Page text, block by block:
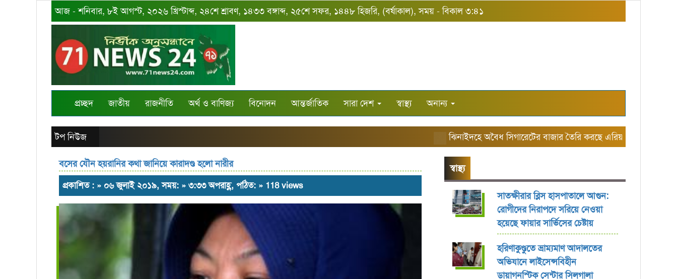
আজ - শনিবার, ৮ই আগস্ট, ২০২৬ খ্রিস্টাব্দ, ২৪শে শ্রাবণ, ১৪৩৩ বঙ্গাব্দ, ২৫শে সফর, ১৪৪৮ হিজরি, (বর্ষাকাল), সময় - বিকাল ৩:৪১
প্রচ্ছদ জাতীয় রাজনীতি অর্থ ও বাণিজ্য বিনোদন আন্তর্জাতিক সারা দেশ স্বাস্থ্য অনান্য
টপ নিউজ ঝিনাইদহে অবৈধ সিগারেটের বাজার তৈরি করছে এরিয়া ম্যানেজার আলামিন
বসের যৌন হয়রানির কথা জানিয়ে কারাদণ্ড হলো নারীর
প্রকাশিত : » ০৬ জুলাই ২০১৯, সময়: » ৩:৩৩ অপরাহ্ণ, পঠিত: » 118 views
স্বাস্থ্য
সাতক্ষীরার ব্লিস হাসপাতালে আগুন:
রোগীদের নিরাপদে সরিয়ে নেওয়া
হয়েছে ফায়ার সার্ভিসের চেষ্টায়
হরিণাকুণ্ডুতে ভ্রাম্যমাণ আদালতের
অভিযানে লাইসেন্সবিহীন
ডায়াগনস্টিক সেন্টার সিলগালা